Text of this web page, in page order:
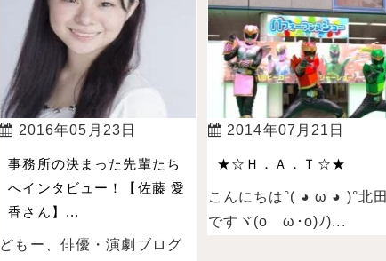
2016年05月23日
事務所の決まった先輩たち
へインタビュー！【佐藤 愛
香さん】...
どもー、俳優・演劇ブログ
2014年07月21日
★☆Ｈ．Ａ．Ｔ☆★
こんにちは°( ◕ ω ◕ )°北田
ですヾ(oゝω･o)ﾉ)...